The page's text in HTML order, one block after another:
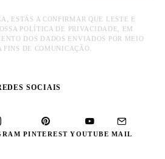
ESTÁS A CONFIRMAR QUE LESTE E
POLÍTICA DE PRIVACIDADE, EM
DOS DADOS ENVIADOS POR MEIO
FINS DE COMUNICAÇÃO.
SOCIAIS
PINTEREST YOUTUBE MAIL